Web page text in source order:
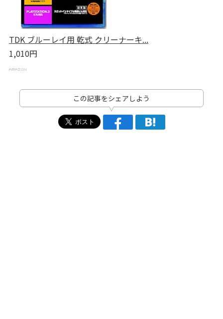
TDK ブルーレイ用 乾式 クリーナーキ...
1,010円
この記事をシェアしよう